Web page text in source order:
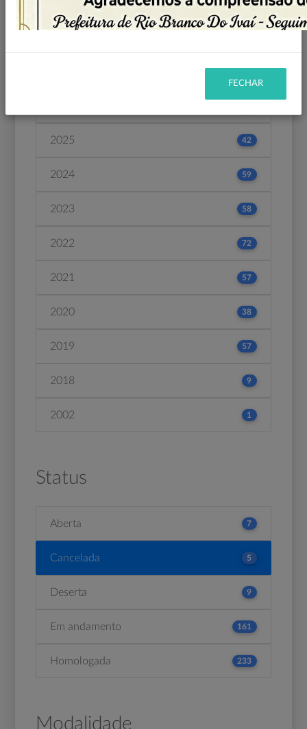
2025 42
2024 59
2023 58
2022 72
2021 57
2020 38
2019 57
2018 9
2002 1
Status
Aberta 7
Cancelada 5
Deserta 9
Em andamento 161
Homologada 233
Modalidade
FECHAR